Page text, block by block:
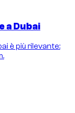
a Dubai
è più rilevante: